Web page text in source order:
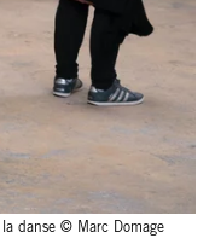
danse © Marc Domage